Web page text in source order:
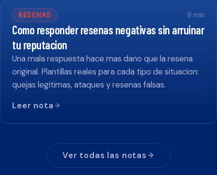
RESENAS 9 min
Como responder resenas negativas sin arruinar
tu reputacion
Una mala respuesta hace mas dano que la resena
original. Plantillas reales para cada tipo de situacion:
quejas legitimas, ataques y resenas falsas.
Leer nota
Ver todas las notas